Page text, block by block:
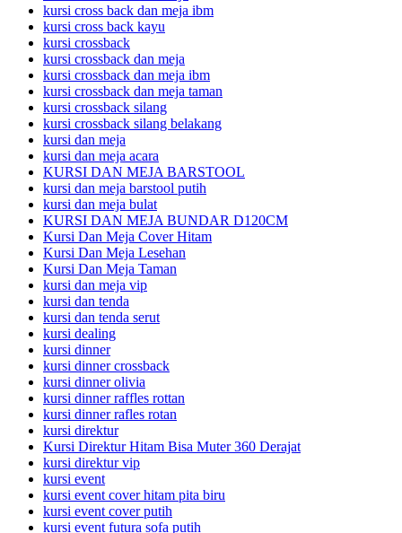
kursi cross back dan meja ibm
kursi cross back kayu
kursi crossback
kursi crossback dan meja
kursi crossback dan meja ibm
kursi crossback dan meja taman
kursi crossback silang
kursi crossback silang belakang
kursi dan meja
kursi dan meja acara
KURSI DAN MEJA BARSTOOL
kursi dan meja barstool putih
kursi dan meja bulat
KURSI DAN MEJA BUNDAR D120CM
Kursi Dan Meja Cover Hitam
Kursi Dan Meja Lesehan
Kursi Dan Meja Taman
kursi dan meja vip
kursi dan tenda
kursi dan tenda serut
kursi dealing
kursi dinner
kursi dinner crossback
kursi dinner olivia
kursi dinner raffles rottan
kursi dinner rafles rotan
kursi direktur
Kursi Direktur Hitam Bisa Muter 360 Derajat
kursi direktur vip
kursi event
kursi event cover hitam pita biru
kursi event cover putih
kursi event futura sofa putih